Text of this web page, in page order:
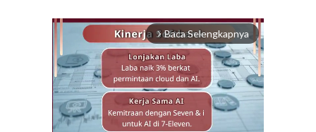
arrow_forward_ios Baca Selengkapnya